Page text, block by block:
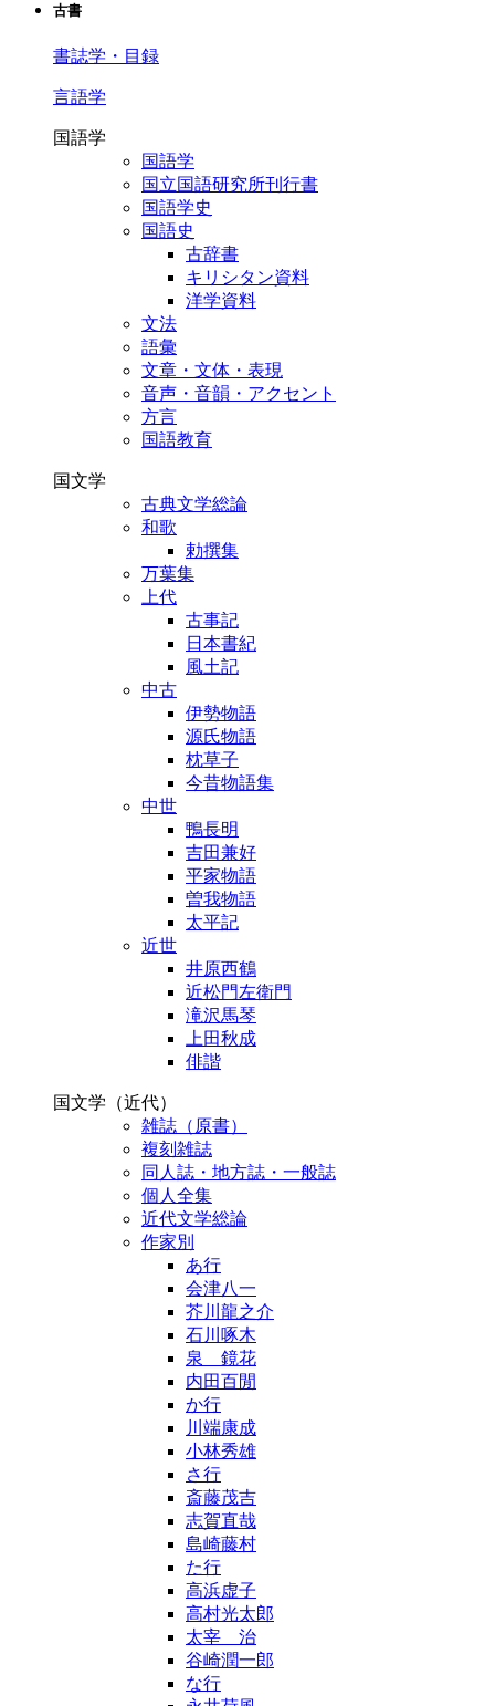
古書
書誌学・目録
言語学
国語学
国語学
国立国語研究所刊行書
国語学史
国語史
古辞書
キリシタン資料
洋学資料
文法
語彙
文章・文体・表現
音声・音韻・アクセント
方言
国語教育
国文学
古典文学総論
和歌
勅撰集
万葉集
上代
古事記
日本書紀
風土記
中古
伊勢物語
源氏物語
枕草子
今昔物語集
中世
鴨長明
吉田兼好
平家物語
曽我物語
太平記
近世
井原西鶴
近松門左衛門
滝沢馬琴
上田秋成
俳諧
国文学（近代）
雑誌（原書）
複刻雑誌
同人誌・地方誌・一般誌
個人全集
近代文学総論
作家別
あ行
会津八一
芥川龍之介
石川啄木
泉 鏡花
内田百閒
か行
川端康成
小林秀雄
さ行
斎藤茂吉
志賀直哉
島崎藤村
た行
高浜虚子
高村光太郎
太宰 治
谷崎潤一郎
な行